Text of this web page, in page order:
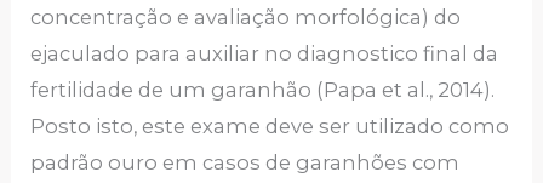
concentração e avaliação morfológica) do
ejaculado para auxiliar no diagnostico final da
fertilidade de um garanhão (Papa et al., 2014).
Posto isto, este exame deve ser utilizado como
padrão ouro em casos de garanhões com